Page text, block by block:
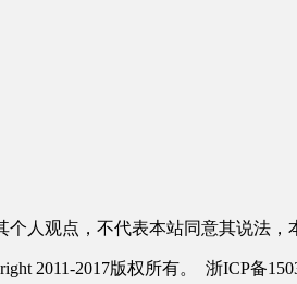
个人观点，不代表本站同意其说法
2011-2017版权所有。 浙ICP备